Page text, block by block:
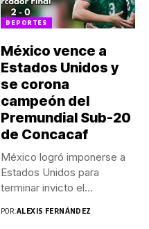
DEPORTES
México vence a
Estados Unidos y
se corona
campeón del
Premundial Sub-20
de Concacaf
México logró imponerse a
Estados Unidos para
terminar invicto el
POR:ALEXIS FERNÁNDEZ